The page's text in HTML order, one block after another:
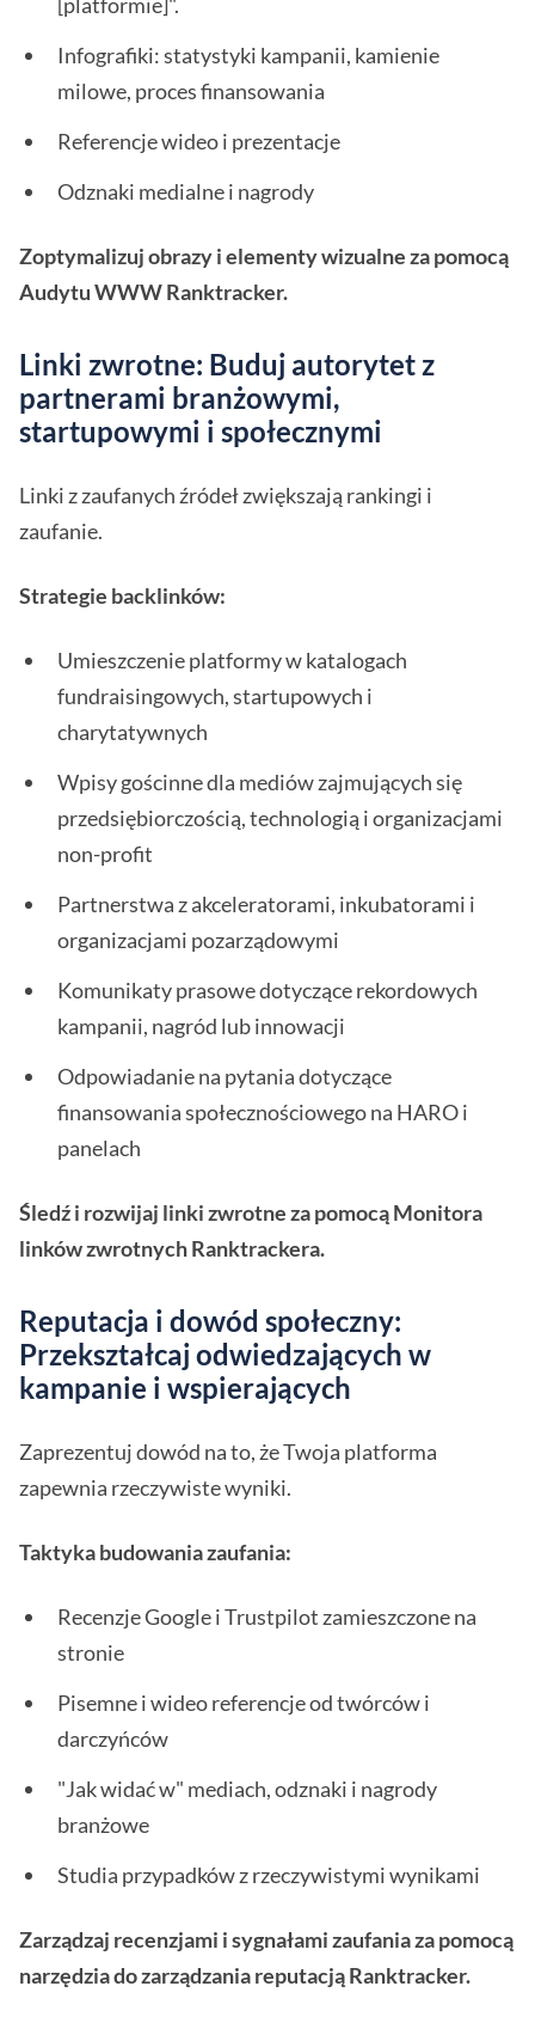
Infografiki: statystyki kampanii, kamienie
milowe, proces finansowania
Referencje wideo i prezentacje
Odznaki medialne i nagrody
Zoptymalizuj obrazy i elementy wizualne za pomocą
Audytu WWW Ranktracker.
Linki zwrotne: Buduj autorytet z
partnerami branżowymi,
startupowymi i społecznymi
Linki z zaufanych źródeł zwiększają rankingi i
zaufanie.
Strategie backlinków:
Umieszczenie platformy w katalogach
fundraisingowych, startupowych i
charytatywnych
Wpisy gościnne dla mediów zajmujących się
przedsiębiorczością, technologią i organizacjami
non-profit
Partnerstwa z akceleratorami, inkubatorami i
organizacjami pozarządowymi
Komunikaty prasowe dotyczące rekordowych
kampanii, nagród lub innowacji
Odpowiadanie na pytania dotyczące
finansowania społecznościowego na HARO i
panelach
Śledź i rozwijaj linki zwrotne za pomocą Monitora
linków zwrotnych Ranktrackera.
Reputacja i dowód społeczny:
Przekształcaj odwiedzających w
kampanie i wspierających
Zaprezentuj dowód na to, że Twoja platforma
zapewnia rzeczywiste wyniki.
Taktyka budowania zaufania:
Recenzje Google i Trustpilot zamieszczone na
stronie
Pisemne i wideo referencje od twórców i
darczyńców
"Jak widać w" mediach, odznaki i nagrody
branżowe
Studia przypadków z rzeczywistymi wynikami
Zarządzaj recenzjami i sygnałami zaufania za pomocą
narzędzia do zarządzania reputacją Ranktracker.